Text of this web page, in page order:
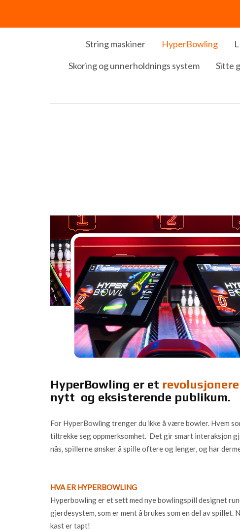
String maskiner HyperBowling
Skoring og unnerholdnings system
Sitte
HyperBowling er et
nytt og eksisterende publikum.
For HyperBowling trenger du ikke å være bowler. Hvem
tiltrekke seg oppmerksomhet. Det gir smart interaksjon
nås, spillerne ønsker å spille oftere og lenger, og har
HVA ER HYPERBOWLING
Hyperbowling er et sett med nye bowlingspill designet
gjerdesystem, som er ment å brukes som en del av spillet.
kast er tapt!